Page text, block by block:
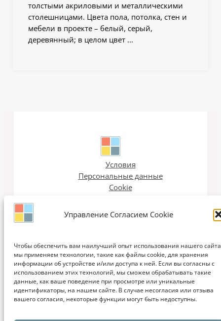
Управление Согласием Cookie
Чтобы обеспечить вам наилучший опыт использования нашего
мы применяем технологии, такие как файлы cookie, для хранения
информации об устройстве и/или доступа к ней. Если вы согласны с
использованием этих технологий, мы сможем обрабатывать такие
данные, как ваше поведение при просмотре или уникальные
идентификаторы, на нашем сайте. В случае несогласия или отзыва
вашего согласия, некоторые функции могут быть недоступны.
толстыми акриловыми и металлическими
столешницами. Цвета пола, потолка, стен и
мебели в проекте – белый, серый,
деревянный; в целом цвет ...
Условия
Персональные данные
Cookie
Email рассылка